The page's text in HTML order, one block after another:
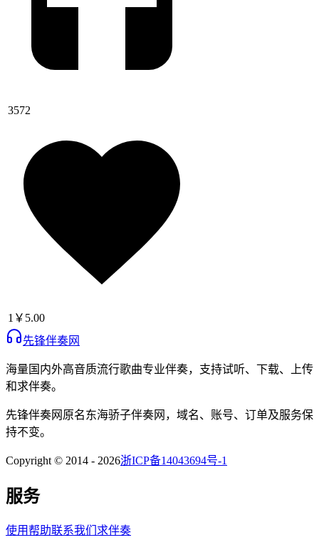
3572
1 ￥5.00
先锋伴奏网
海量国内外高音质流行歌曲专业伴奏，支持试听、下载、上传
和求伴奏。
先锋伴奏网 原名东海骄子伴奏网 ，域名、账号、订单及服务保
持不变。
Copyright © 2014 - 2026浙ICP备14043694号-1
服务
使用帮助联系我们 求伴奏